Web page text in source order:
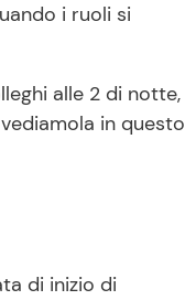
i ruoli si
alle 2 di notte,
in questo
di inizio di